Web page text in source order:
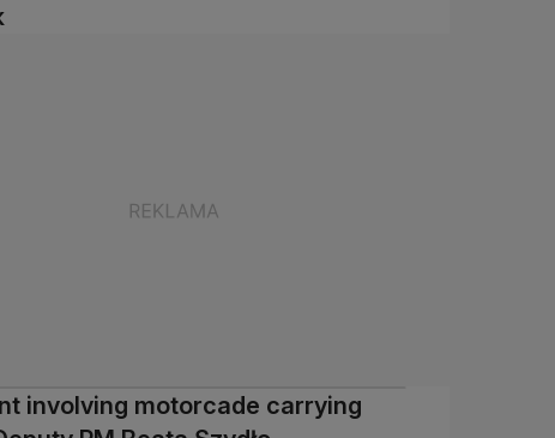
involving motorcade carrying